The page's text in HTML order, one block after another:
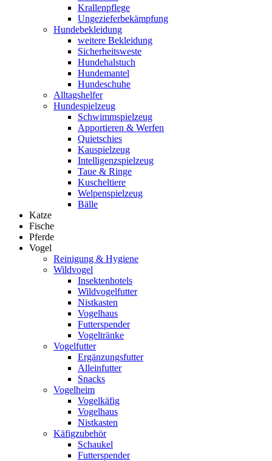
Krallenpflege
Ungezieferbekämpfung
Hundebekleidung
weitere Bekleidung
Sicherheitsweste
Hundehalstuch
Hundemantel
Hundeschuhe
Alltagshelfer
Hundespielzeug
Schwimmspielzeug
Apportieren & Werfen
Quietschies
Kauspielzeug
Intelligenzspielzeug
Taue & Ringe
Kuscheltiere
Welpenspielzeug
Bälle
Katze
Fische
Pferde
Vogel
Reinigung & Hygiene
Wildvogel
Insektenhotels
Wildvogelfutter
Nistkasten
Vogelhaus
Futterspender
Vogeltränke
Vogelfutter
Ergänzungsfutter
Alleinfutter
Snacks
Vogelheim
Vogelkäfig
Vogelhaus
Nistkasten
Käfigzubehör
Schaukel
Futterspender